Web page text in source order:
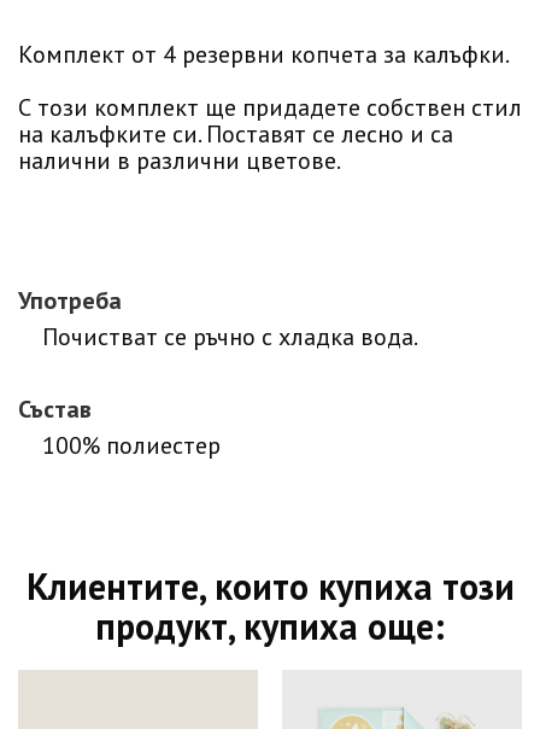
Комплект от 4 резервни копчета за калъфки.
С този комплект ще придадете собствен стил
на калъфките си. Поставят се лесно и са
налични в различни цветове.
Употреба
Почистват се ръчно с хладка вода.
Състав
100% полиестер
Клиентите, които купиха този
продукт, купиха още: